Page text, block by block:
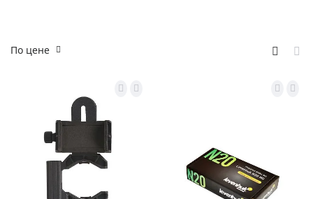
По цене